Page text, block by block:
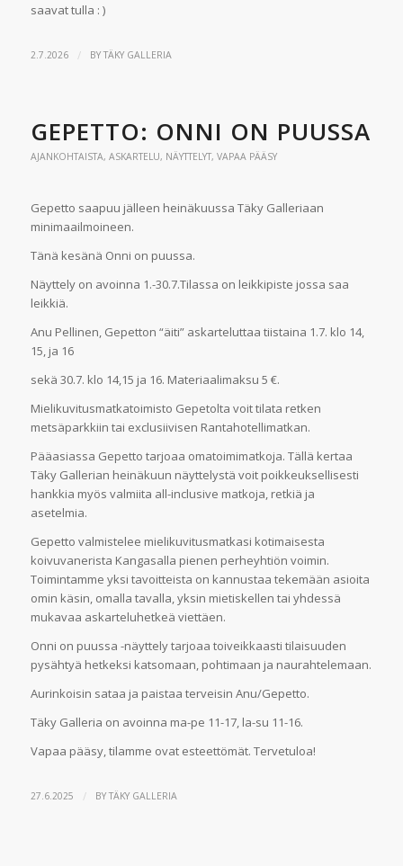
saavat tulla : )
2.7.2026 / BYTÄKY GALLERIA
GEPETTO: ONNI ON PUUSSA
AJANKOHTAISTA, ASKARTELU, NÄYTTELYT, VAPAA PÄÄSY
Gepetto saapuu jälleen heinäkuussa Täky Galleriaan
minimaailmoineen.
Tänä kesänä Onni on puussa.
Näyttely on avoinna 1.-30.7.Tilassa on leikkipiste jossa saa
leikkiä.
Anu Pellinen, Gepetton “äiti” askarteluttaa tiistaina 1.7. klo 14,
15, ja 16
sekä 30.7. klo 14,15 ja 16. Materiaalimaksu 5 €.
Mielikuvitusmatkatoimisto Gepetolta voit tilata retken
metsäparkkiin tai exclusiivisen Rantahotellimatkan.
Pääasiassa Gepetto tarjoaa omatoimimatkoja. Tällä kertaa
Täky Gallerian heinäkuun näyttelystä voit poikkeuksellisesti
hankkia myös valmiita all-inclusive matkoja, retkiä ja
asetelmia.
Gepetto valmistelee mielikuvitusmatkasi kotimaisesta
koivuvanerista Kangasalla pienen perheyhtiön voimin.
Toimintamme yksi tavoitteista on kannustaa tekemään asioita
omin käsin, omalla tavalla, yksin mietiskellen tai yhdessä
mukavaa askarteluhetkeä viettäen.
Onni on puussa -näyttely tarjoaa toiveikkaasti tilaisuuden
pysähtyä hetkeksi katsomaan, pohtimaan ja naurahtelemaan.
Aurinkoisin sataa ja paistaa terveisin Anu/Gepetto.
Täky Galleria on avoinna ma-pe 11-17, la-su 11-16.
Vapaa pääsy, tilamme ovat esteettömät. Tervetuloa!
27.6.2025 / BYTÄKY GALLERIA